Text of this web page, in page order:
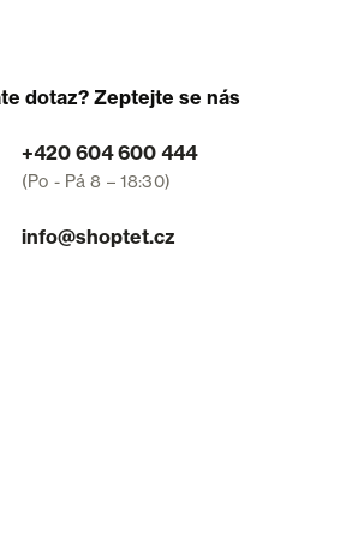
dotaz? Zeptejte se nás
+420 604 600 444
(Po - Pá 8 – 18:30)
info@shoptet.cz